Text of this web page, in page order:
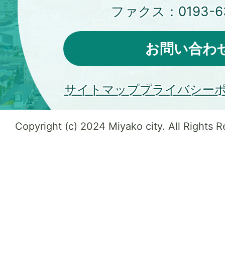
ファクス： 0193-
お問い合わ
サイトマッププライバシー
Copyright (c) 2024 Miyako city. All Rights